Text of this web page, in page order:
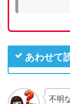
あわせて
不明